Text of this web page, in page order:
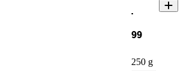
.
99
250 g